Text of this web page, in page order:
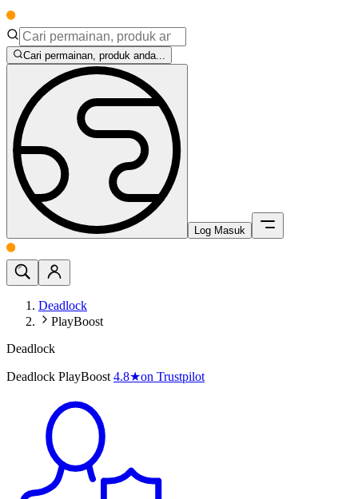
Cari permainan, produk anda...
Log Masuk
Deadlock
PlayBoost
Deadlock
Deadlock PlayBoost 4.8★on Trustpilot